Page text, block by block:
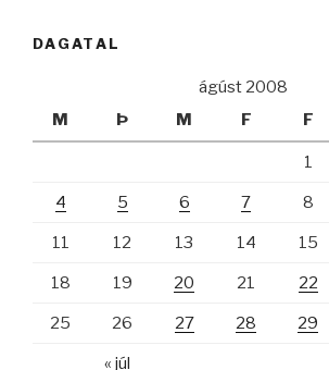
DAGATAL
ágúst 2008
M
Þ M F F
1
4 5 6 7 8
11 12 13 14 15
18 19 20 21 22
25 26 27 28 29
« júl